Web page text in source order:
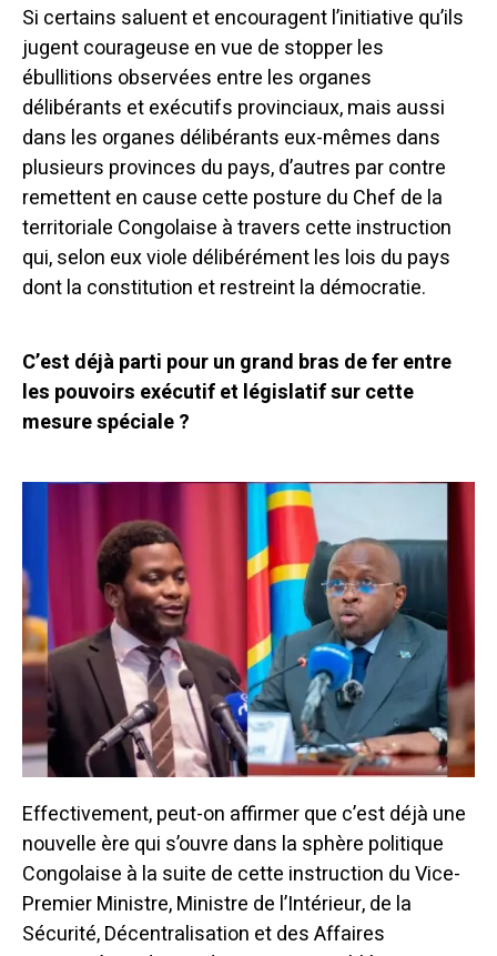
Si certains saluent et encouragent l’initiative qu’ils
jugent courageuse en vue de stopper les
ébullitions observées entre les organes
délibérants et exécutifs provinciaux, mais aussi
dans les organes délibérants eux-mêmes dans
plusieurs provinces du pays, d’autres par contre
remettent en cause cette posture du Chef de la
territoriale Congolaise à travers cette instruction
qui, selon eux viole délibérément les lois du pays
dont la constitution et restreint la démocratie.
C’est déjà parti pour un grand bras de fer entre
les pouvoirs exécutif et législatif sur cette
mesure spéciale ?
Effectivement, peut-on affirmer que c’est déjà une
nouvelle ère qui s’ouvre dans la sphère politique
Congolaise à la suite de cette instruction du Vice-
Premier Ministre, Ministre de l’Intérieur, de la
Sécurité, Décentralisation et des Affaires